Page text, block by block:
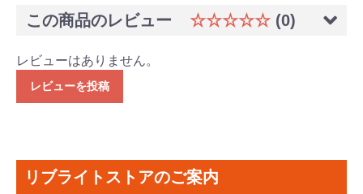
この商品のレビュー ☆☆☆☆☆ (0)
レビューはありません。
レビューを投稿
リブライトストアのご案内